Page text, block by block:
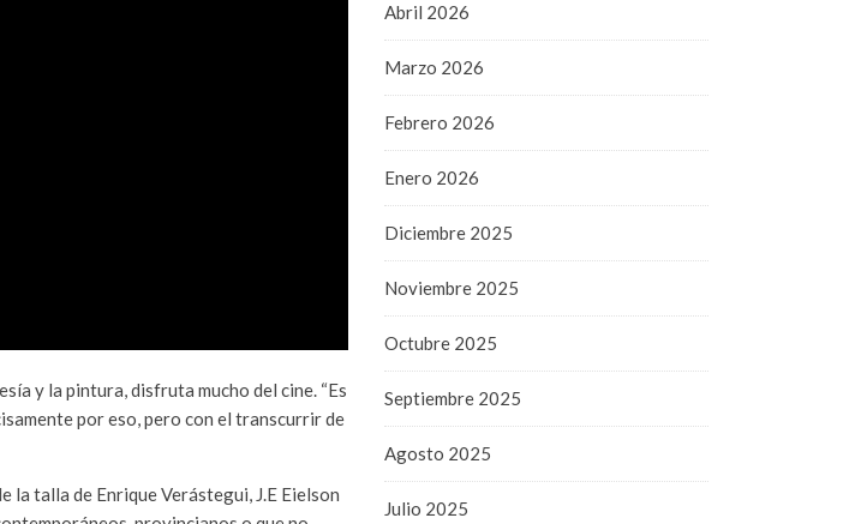
y la pintura, disfruta mucho del cine. “Es
por eso, pero con el transcurrir de
la talla de Enrique Verástegui, J.E Eielson
Abril 2026
Marzo 2026
Febrero 2026
Enero 2026
Diciembre 2025
Noviembre 2025
Octubre 2025
Septiembre 2025
Agosto 2025
Julio 2025